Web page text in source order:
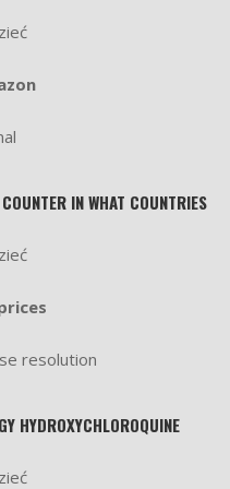
IN WHAT COUNTRIES
resolution
HYDROXYCHLOROQUINE